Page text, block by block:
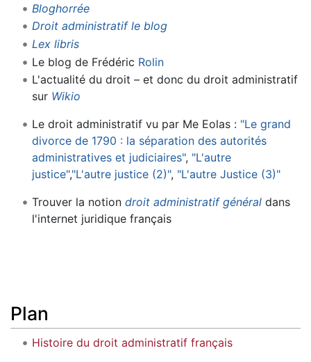
Bloghorrée
Droit administratif le blog
Lex libris
Le blog de Frédéric Rolin
L'actualité du droit – et donc du droit administratif
sur Wikio
Le droit administratif vu par Me Eolas : "Le grand
divorce de 1790 : la séparation des autorités
administratives et judiciaires", "L'autre
justice","L'autre justice (2)", "L'autre Justice (3)"
Trouver la notion droit administratif généraldans
l'internet juridique français
Plan
Histoire du droit administratif français